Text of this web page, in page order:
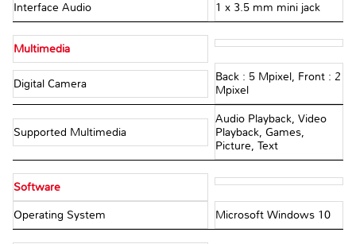
Interface Audio 1 x 3.5 mm mini jack
Multimedia
Digital Camera
Back : 5 Mpixel, Front : 2
Mpixel
Supported Multimedia
Audio Playback, Video
Playback, Games,
Picture, Text
Software
Operating System Microsoft Windows 10